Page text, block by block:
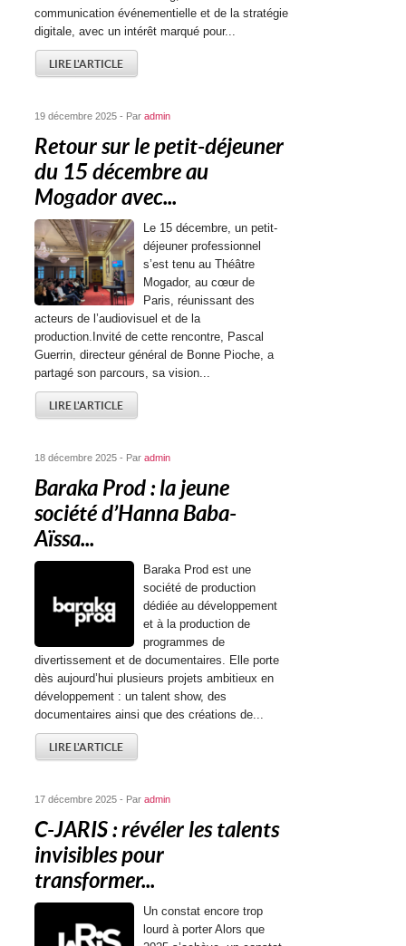
communication événementielle et de la stratégie
digitale, avec un intérêt marqué pour...
LIRE L'ARTICLE
19 décembre 2025 - Paradmin
Retour sur le petit-déjeuner
du 15 décembre au
Mogador avec...
Le 15 décembre, un petit-
déjeuner professionnel
s’est tenu au Théâtre
Mogador, au cœur de
Paris, réunissant des
acteurs de l’audiovisuel et de la
production.Invité de cette rencontre, Pascal
Guerrin, directeur général de Bonne Pioche, a
partagé son parcours, sa vision...
LIRE L'ARTICLE
18 décembre 2025 - Paradmin
Baraka Prod : la jeune
société d’Hanna Baba-
Aïssa...
Baraka Prod est une
société de production
dédiée au développement
et à la production de
programmes de
divertissement et de documentaires. Elle porte
dès aujourd’hui plusieurs projets ambitieux en
développement : un talent show, des
documentaires ainsi que des créations de...
LIRE L'ARTICLE
17 décembre 2025 - Paradmin
C-JARIS : révéler les talents
invisibles pour
transformer...
Un constat encore trop
lourd à porter Alors que